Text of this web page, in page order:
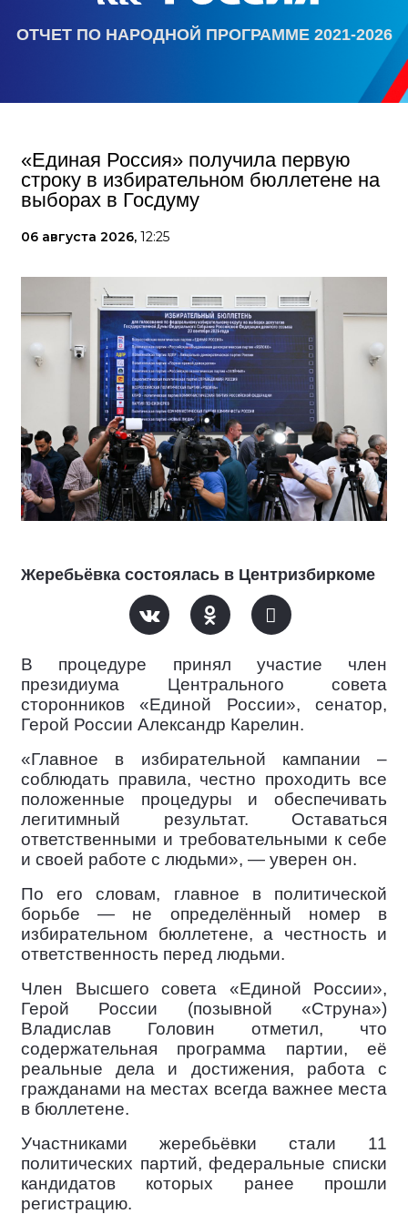
ОТЧЕТ ПО НАРОДНОЙ ПРОГРАММЕ 2021-2026
«Единая Россия» получила первую
строку в избирательном бюллетене на
выборах в Госдуму
06 августа 2026, 12:25
Жеребьёвка состоялась в Центризбиркоме
В процедуре принял участие член
президиума Центрального совета
сторонников «Единой России», сенатор,
Герой России Александр Карелин.
«Главное в избирательной кампании –
соблюдать правила, честно проходить все
положенные процедуры и обеспечивать
легитимный результат. Оставаться
ответственными и требовательными к себе
и своей работе с людьми», — уверен он.
По его словам, главное в политической
борьбе — не определённый номер в
избирательном бюллетене, а честность и
ответственность перед людьми.
Член Высшего совета «Единой России»,
Герой России (позывной «Струна»)
Владислав Головин отметил, что
содержательная программа партии, её
реальные дела и достижения, работа с
гражданами на местах всегда важнее места
в бюллетене.
Участниками жеребьёвки стали 11
политических партий, федеральные списки
кандидатов которых ранее прошли
регистрацию.